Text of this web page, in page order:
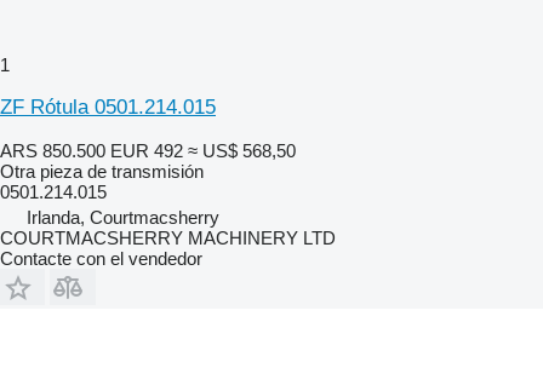
1
ZF Rótula 0501.214.015
ARS 850.500 EUR 492 ≈ US$ 568,50
Otra pieza de transmisión
0501.214.015
Irlanda, Courtmacsherry
COURTMACSHERRY MACHINERY LTD
Contacte con el vendedor